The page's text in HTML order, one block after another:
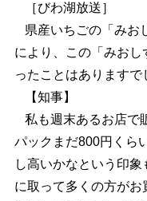
［びわ湖放送］
県産いちごの「みお
により、この「みお
ったことはありますで
【知事】
私も週末あるお店で
パックまだ800円くら
し高いかなという印
に取って多くの方が